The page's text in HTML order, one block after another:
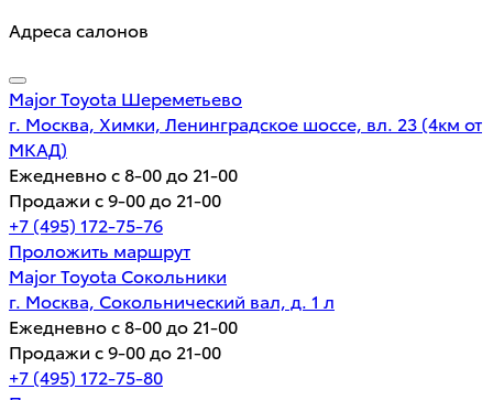
Адреса салонов
Major Toyota Шереметьево
г. Москва, Химки, Ленинградское шоссе, вл. 23 (4км от
МКАД)
Ежедневно с 8-00 до 21-00
Продажи с 9-00 до 21-00
+7 (495) 172-75-76
Проложить маршрут
Major Toyota Сокольники
г. Москва, Сокольнический вал, д. 1 л
Ежедневно с 8-00 до 21-00
Продажи с 9-00 до 21-00
+7 (495) 172-75-80